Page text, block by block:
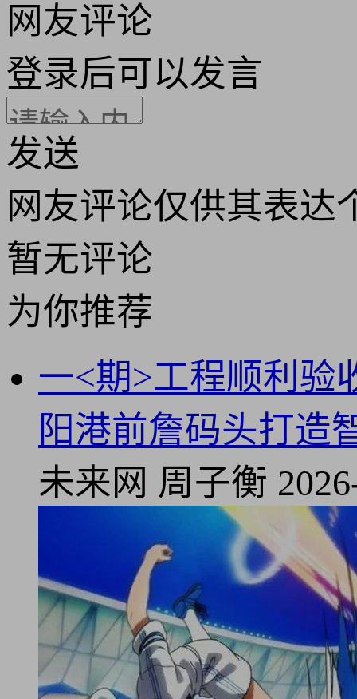
网友评论
登录后可以发言
发送
网友评论仅供其表达
暂无评论
为你推荐
一<期>工程顺利验
阳港前詹码头打造
未来网 周子衡